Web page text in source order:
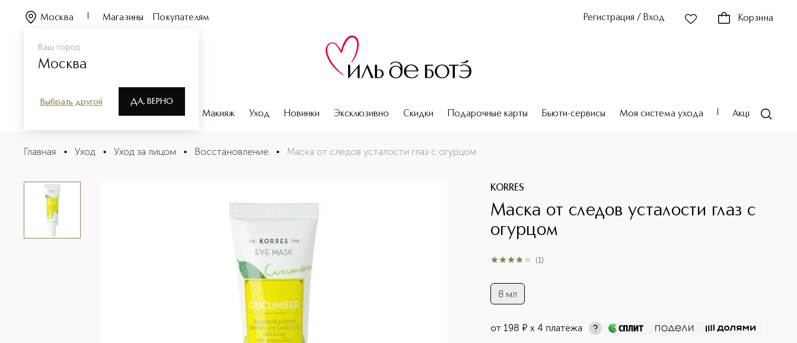
Ваш город
Москва
Выбрать другой ДА, ВЕРНО
Москва Магазины Покупателям Регистрация / Вход Корзина
Парфюмерия Макияж Уход Новинки Эксклюзивно Скидки Подарочные карты Бьюти-сервисы Моя система ухода Акции
Маска от следов усталости глаз с огурцом
Описание
Главная • Уход • Уход за лицом • Восстановление • Маска от следов усталости глаз с огурцом
KORRES
Маска от следов усталости глаз с
огурцом
4из 51 (1)
8 мл
от 198 ¤ х 4 платежа